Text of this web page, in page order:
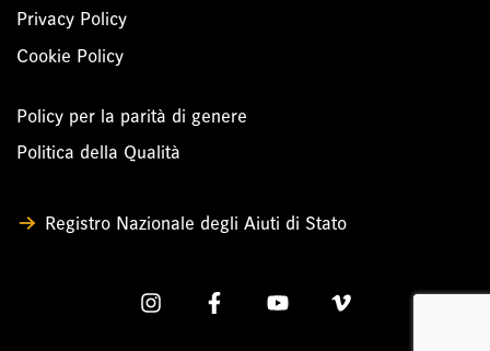
Privacy Policy
Cookie Policy
Policy per la parità di genere
Politica della Qualità
Registro Nazionale degli Aiuti di Stato